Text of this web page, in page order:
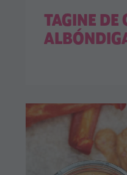
TAGINE DE